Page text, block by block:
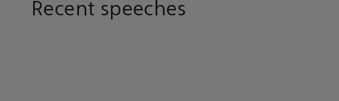
Recent speeches